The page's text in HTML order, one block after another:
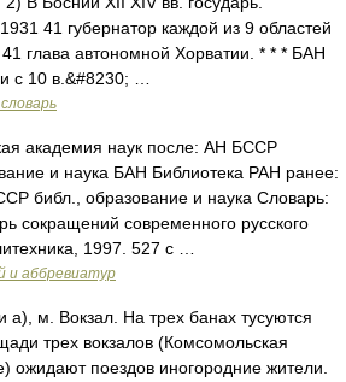
41 губернатор каждой из 9 областей
глава автономной Хорватии. * * * БАН
с 10 в.&#8230; …
академия наук после: АН БССР
и наука БАН Библиотека РАН ранее:
библ., образование и наука Словарь:
сокращений современного русского
1997. 527 с …
и аббревиатур
м. Вокзал. На трех банах тусуются
трех вокзалов (Комсомольская
ожидают поездов иногородние жители.